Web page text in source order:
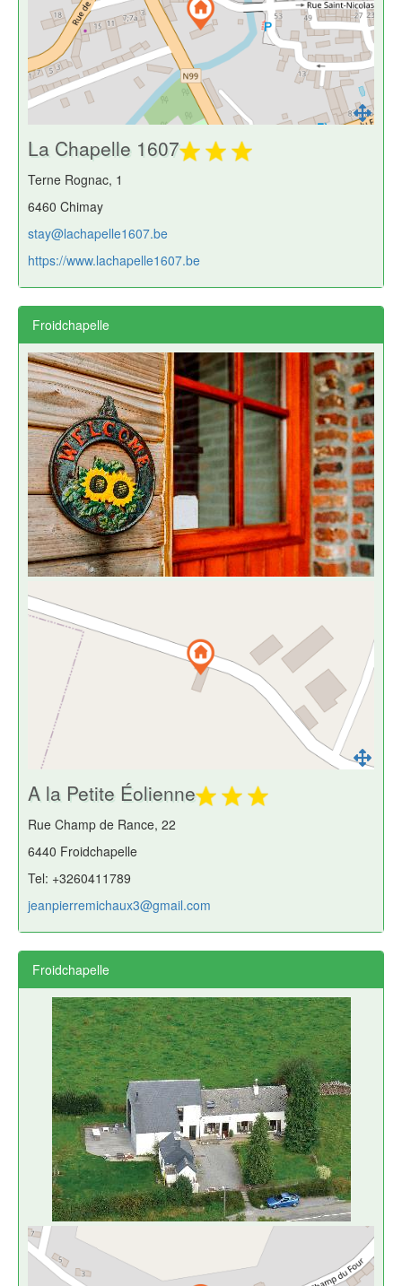
La Chapelle 1607
Terne Rognac, 1
6460 Chimay
stay@lachapelle1607.be
https://www.lachapelle1607.be
Froidchapelle
A la Petite Éolienne
Rue Champ de Rance, 22
6440 Froidchapelle
Tel: +3260411789
jeanpierremichaux3@gmail.com
Froidchapelle